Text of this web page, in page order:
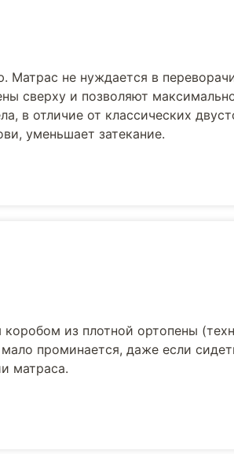
Матрас не нуждается в
сверху и позволяют
в отличие от классических
уменьшает затекание.
из плотной ортопены
проминается, даже если
матраса.